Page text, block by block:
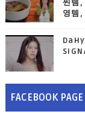
찐템,
영템,
FACEBOOK PAGE